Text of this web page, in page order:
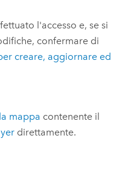
l'accesso e, se si
confermare di
creare, aggiornare ed
mappa contenente il
direttamente.